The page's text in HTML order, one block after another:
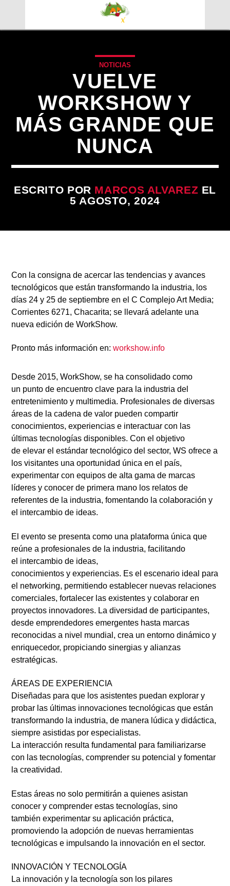
CANCIÓN ACTUAL
Radio
NOTICIAS
VUELVE
WORKSHOW Y
MÁS GRANDE QUE
NUNCA
ESCRITO POR MARCOS ALVAREZ EL
5 AGOSTO, 2024
Con la consigna de acercar las tendencias y avances
tecnológicos que están transformando la industria, los
días 24 y 25 de septiembre en elC Complejo Art Media;
Corrientes 6271, Chacarita; se llevará adelante una
nueva edición de WorkShow.
Pronto más información en:workshow.info
Desde 2015, WorkShow, se ha consolidado como
un punto de encuentro clave para la industria del
entretenimiento y multimedia. Profesionales de diversas
áreas de la cadena de valor pueden compartir
conocimientos, experiencias e interactuar con las
últimas tecnologías disponibles. Con el objetivo
deelevar el estándar tecnológico del sector, WS ofrece a
los visitantes una oportunidad única en el país,
experimentar con equipos de alta gama de marcas
líderes y conocer de primera mano los relatos de
referentes de la industria, fomentando la colaboración y
el intercambio de ideas.
El evento se presenta como una plataforma única que
reúne a profesionales de la industria, facilitando
el intercambio de ideas,
conocimientos y experiencias. Es el escenario ideal para
el networking, permitiendo establecer nuevas relaciones
comerciales, fortalecer las existentes y colaborar en
proyectos innovadores. La diversidad de participantes,
desdeemprendedores emergentes hasta marcas
reconocidas a nivel mundial , crea un entorno dinámico y
enriquecedor, propiciando sinergias y alianzas
estratégicas.
ÁREAS DE EXPERIENCIA
Diseñadas para que los asistentes puedanexplorar y
probar las últimas innovaciones tecnológicas que están
transformando la industria, de manera lúdica y didáctica,
siempre asistidas por especialistas.
La interacción resulta fundamental para familiarizarse
con las tecnologías, comprender su potencial y fomentar
la creatividad.
Estas áreas no solo permitirán a quienes asistan
conocer y comprender estas tecnologías, sino
tambiénexperimentarsu aplicación práctica,
promoviendo la adopción de nuevas herramientas
tecnológicas e impulsando la innovación en el sector.
INNOVACIÓN Y TECNOLOGÍA
La innovación y la tecnología son los pilares